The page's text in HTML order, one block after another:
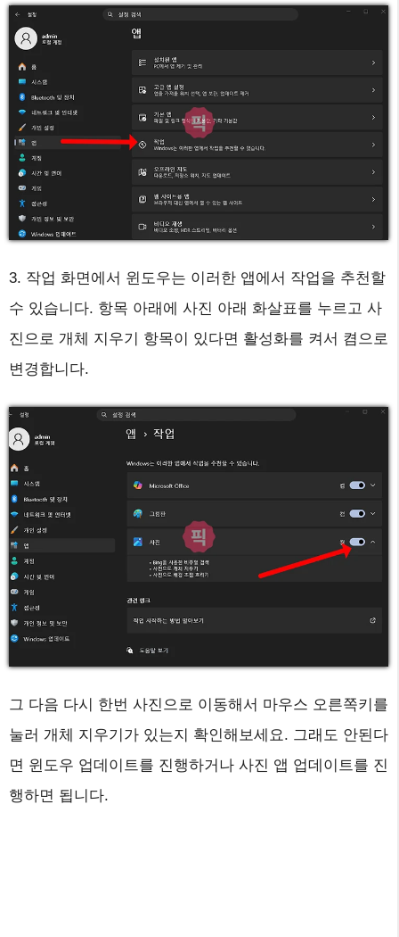
3. 작업 화면에서 윈도우는 이러한 앱에서 작업을 추천할
수 있습니다. 항목 아래에 사진 아래 화살표를 누르고 사
진으로 개체 지우기 항목이 있다면 활성화를 켜서 켬으로
변경합니다.
그 다음 다시 한번 사진으로 이동해서 마우스 오른쪽키를
눌러 개체 지우기가 있는지 확인해보세요. 그래도 안된다
면 윈도우 업데이트를 진행하거나 사진 앱 업데이트를 진
행하면 됩니다.